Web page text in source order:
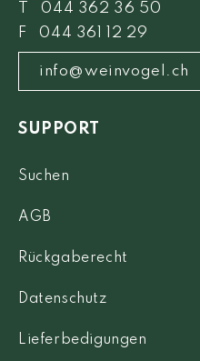
T 044 362 36 50
F 044 361 12 29
info@weinvogel.ch
SUPPORT
Suchen
AGB
Rückgaberecht
Datenschutz
Lieferbedigungen